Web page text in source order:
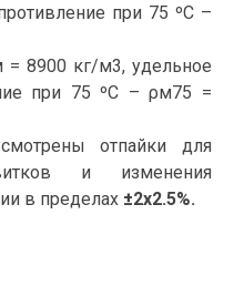
при 75 ºC –
= 8900 кг/м3, удельное
при 75 ºC – ρм75 =
отпайки для
и изменения
в пределах ±2x2.5%.